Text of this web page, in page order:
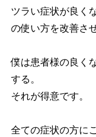
ツラい症状が良く
の使い方を改善さ
僕は患者様の良く
する。
それが得意です。
全ての症状の方に